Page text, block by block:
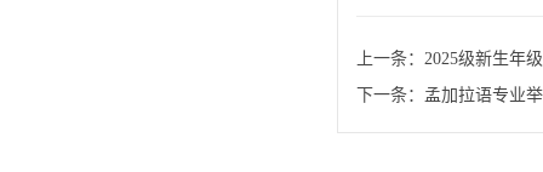
上一条： 2025级新生年
下一条： 孟加拉语专业